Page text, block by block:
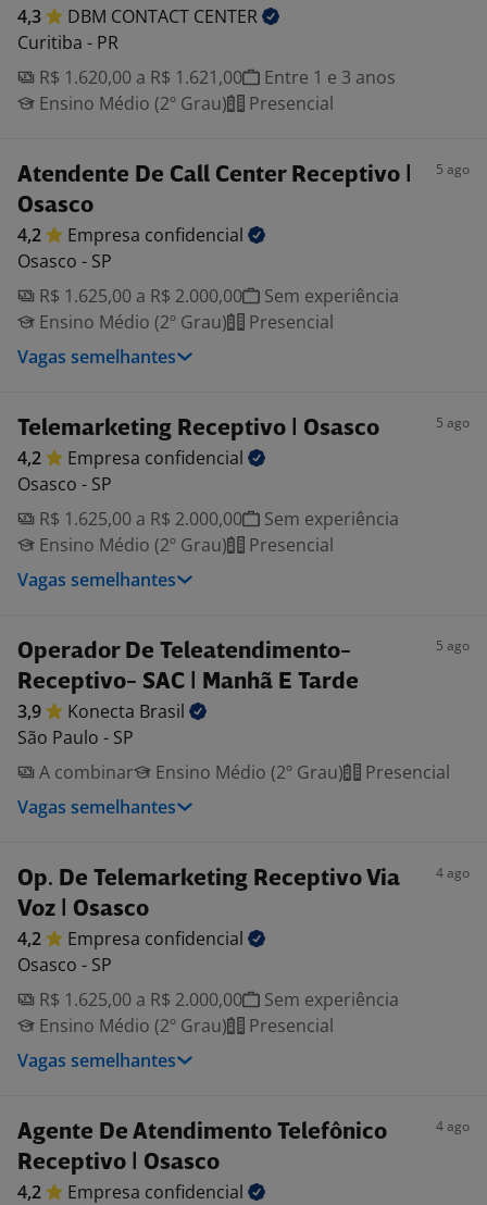
4,3 DBM CONTACT CENTER
Curitiba - PR
R$ 1.620,00 a R$ 1.621,00
Entre 1 e 3 anos
Ensino Médio (2º Grau)
Presencial
Atendente De Call Center Receptivo |
Osasco
5 ago
4,2 Empresa confidencial
Osasco - SP
R$ 1.625,00 a R$ 2.000,00
Sem experiência
Ensino Médio (2º Grau)
Presencial
Vagas semelhantes
Telemarketing Receptivo | Osasco 5 ago
4,2 Empresa confidencial
Osasco - SP
R$ 1.625,00 a R$ 2.000,00
Sem experiência
Ensino Médio (2º Grau)
Presencial
Vagas semelhantes
Operador De Teleatendimento-
Receptivo- SAC | Manhã E Tarde
5 ago
3,9 Konecta Brasil
São Paulo - SP
A combinar
Ensino Médio (2º Grau)
Presencial
Vagas semelhantes
Op. De Telemarketing Receptivo Via
Voz | Osasco
4 ago
4,2 Empresa confidencial
Osasco - SP
R$ 1.625,00 a R$ 2.000,00
Sem experiência
Ensino Médio (2º Grau)
Presencial
Vagas semelhantes
Agente De Atendimento Telefônico
Receptivo | Osasco
4 ago
4,2 Empresa confidencial